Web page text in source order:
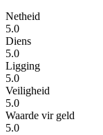
Netheid
5.0
Diens
5.0
Ligging
5.0
Veiligheid
5.0
Waarde vir geld
5.0